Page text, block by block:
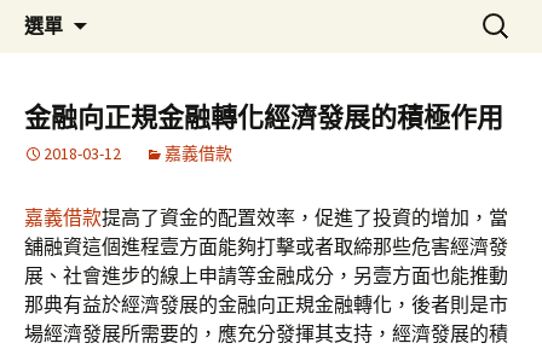
選單
容
區
搜
尋
鍵
字:
金融向正規金融轉化經濟發展的積極作用
2018-03-12 嘉義借款
嘉義借款提高了資金的配置效率，促進了投資的增加，當
舖融資這個進程壹方面能夠打擊或者取締那些危害經濟發
展、社會進步的線上申請等金融成分，另壹方面也能推動
那典有益於經濟發展的金融向正規金融轉化，後者則是市
場經濟發展所需要的，應充分發揮其支持，經濟發展的積